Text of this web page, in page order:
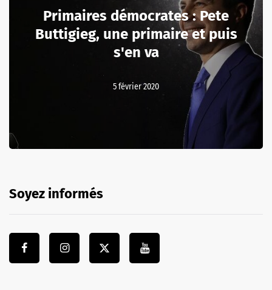
Primaires démocrates : Pete
Buttigieg, une primaire et puis
s'en va
5 février 2020
Soyez informés